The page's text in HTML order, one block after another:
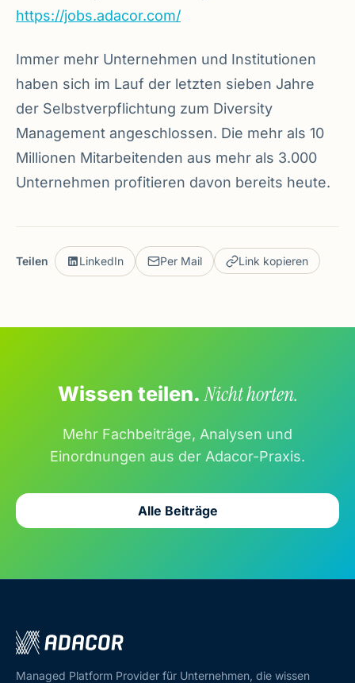
https://jobs.adacor.com/
Immer mehr Unternehmen und Institutionen
haben sich im Lauf der letzten sieben Jahre
der Selbstverpflichtung zum Diversity
Management angeschlossen. Die mehr als 10
Millionen Mitarbeitenden aus mehr als 3.000
Unternehmen profitieren davon bereits heute.
Teilen LinkedIn Per Mail Link kopieren
Wissen teilen. Nicht horten.
Mehr Fachbeiträge, Analysen und
Einordnungen aus der Adacor-Praxis.
Alle Beiträge
Managed Platform Provider für Unternehmen, die wissen